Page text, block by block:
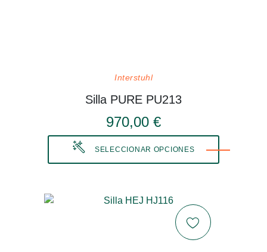
Interstuhl
Silla PURE PU213
970,00 €
SELECCIONAR OPCIONES